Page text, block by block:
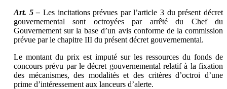
Art. 5 – Les incitations prévues par l’article 3 du présent décret
gouvernemental sont octroyées par arrêté du Chef du
Gouvernement sur la base d’un avis conforme de la commission
prévue par le chapitre III du présent décret gouvernemental.
Le montant du prix est imputé sur les ressources du fonds de
concours prévu par le décret gouvernemental relatif à la fixation
des mécanismes, des modalités et des critères d’octroi d’une
prime d’intéressement aux lanceurs d’alerte.